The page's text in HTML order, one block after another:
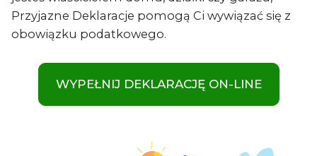
Przyjazne Deklaracje pomogą Ci wywiązać się z
obowiązku podatkowego.
WYPEŁNIJ DEKLARACJĘ ON-LINE